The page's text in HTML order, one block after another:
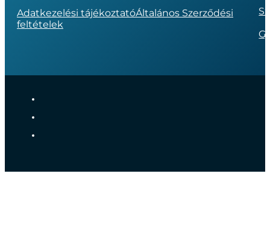
Adatkezelési tájékoztatóÁltalános Szerződési
feltételek